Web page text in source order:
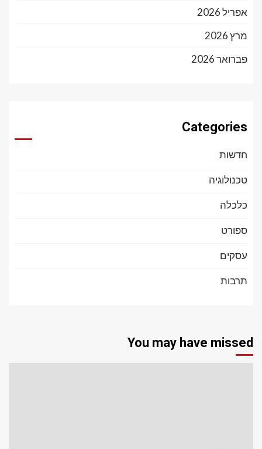
אפריל 2026
מרץ 2026
פברואר 2026
Categories
חדשות
טכנולוגיה
כלכלה
ספורט
עסקים
תרבות
You may have missed